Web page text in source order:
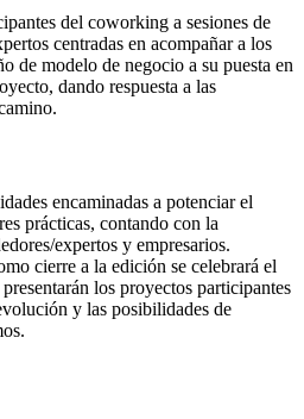
del coworking a sesiones de
centradas en acompañar a los
de modelo de negocio a su puesta en
dando respuesta a las
encaminadas a potenciar el
prácticas, contando con la
expertos y empresarios.
cierre a la edición se celebrará el
los proyectos participantes
y las posibilidades de